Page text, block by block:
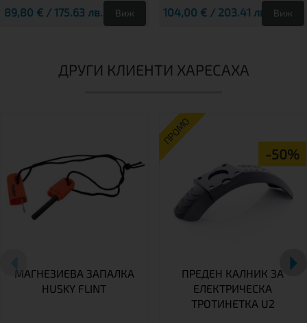
89,80 € / 175.63 лв. Виж 104,00 € / 203.41 лв. Виж
ДРУГИ КЛИЕНТИ ХАРЕСАХА
МАГНЕЗИЕВА ЗАПАЛКА
HUSKY FLINT
ПРОМО
-50%
ПРЕДЕН КАЛНИК ЗА
ЕЛЕКТРИЧЕСКА
ТРОТИНЕТКА U2